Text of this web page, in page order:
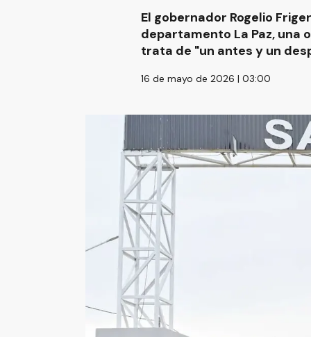
El gobernador Rogelio
departamento La Paz, una
trata de "un antes y un
16 de mayo de 2026 | 03:00